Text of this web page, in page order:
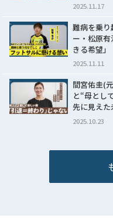
2025.11.17
難病を乗
ー・松原
きる希望」
2025.11.11
間宮佑圭(
と“母とし
先に見えた
2025.10.23